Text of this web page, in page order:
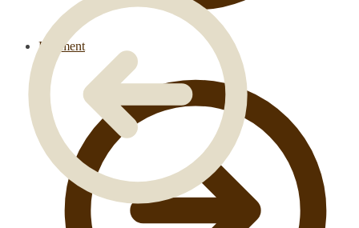
Paiement